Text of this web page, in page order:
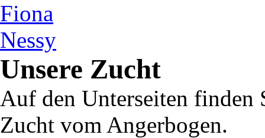
Fiona
Nessy
Unsere Zucht
Auf den Unterseiten finden
Zucht vom Angerbogen.